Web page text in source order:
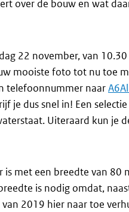
over de bouw en wat
22 november, van
mooiste foto tot nu toe
telefoonnummer naar
je dus snel in! Een
Uiteraard kun je
is met een breedte van
is nodig omdat,
2019 hier naar toe